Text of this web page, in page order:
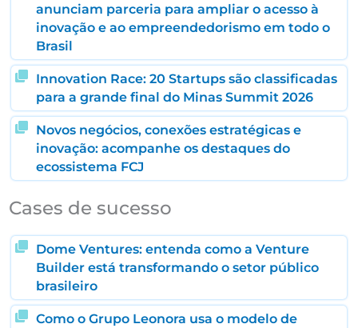
anunciam parceria para ampliar o acesso à
inovação e ao empreendedorismo em todo o
Brasil
Innovation Race: 20 Startups são classificadas
para a grande final do Minas Summit 2026
Novos negócios, conexões estratégicas e
inovação: acompanhe os destaques do
ecossistema FCJ
Cases de sucesso
Dome Ventures: entenda como a Venture
Builder está transformando o setor público
brasileiro
Como o Grupo Leonora usa o modelo de